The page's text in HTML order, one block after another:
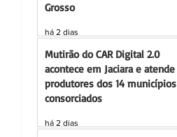
Grosso
há 2 dias
Mutirão do CAR Digital 2.0
acontece em Jaciara e atende
produtores dos 14 municípios
consorciados
há 2 dias